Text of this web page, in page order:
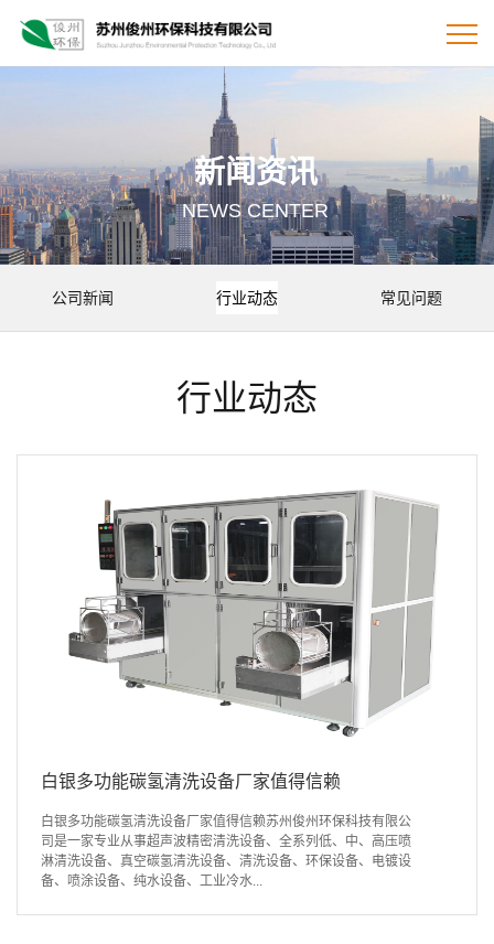
新闻资讯
NEWS CENTER
公司新闻 行业动态 常见问题
行业动态
白银多功能碳氢清洗设备厂家值得信赖
白银多功能碳氢清洗设备厂家值得信赖苏州俊州环保科技有限公
司是一家专业从事超声波精密清洗设备、全系列低、中、高压喷
淋清洗设备、真空碳氢清洗设备、清洗设备、环保设备、电镀设
备、喷涂设备、纯水设备、工业冷水...